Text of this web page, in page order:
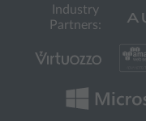
Industry
Partners: